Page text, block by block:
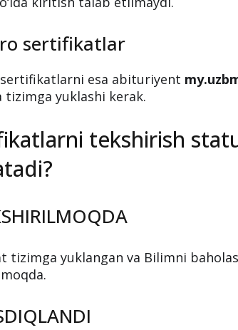
sertifikatlar
esa abituriyent
tizimga yuklashi kerak.
tekshirish
tizimga yuklangan va Bilimni